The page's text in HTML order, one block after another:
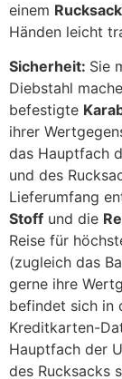
einem Rucksack
Händen leicht
Sicherheit: Sie
Diebstahl
befestigte
ihrer
das Hauptfach
und des
Lieferumfang
Stoff und die
Reise für
(zugleich das
gerne ihre
befindet sich in
Kreditkarten-
Hauptfach der
des Rucksacks